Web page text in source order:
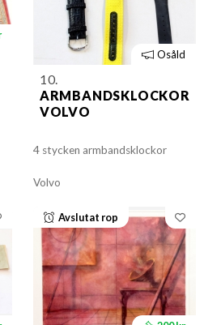
Osåld
10.
ARMBANDSKLOCKOR
VOLVO
4 stycken armbandsklockor
Volvo
Avslutat rop